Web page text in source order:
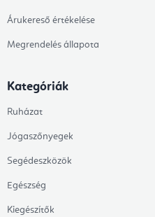
Árukereső értékelése
Megrendelés állapota
Kategóriák
Ruházat
Jógaszőnyegek
Segédeszközök
Egészség
Kiegészítők